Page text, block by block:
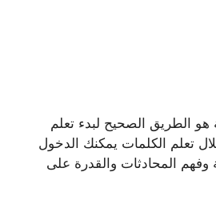
هو الطريق الصحيح لبدء تعلم
خلال تعلم الكلمات يمكنك الدخول
وفهم المحادثات والقدرة على